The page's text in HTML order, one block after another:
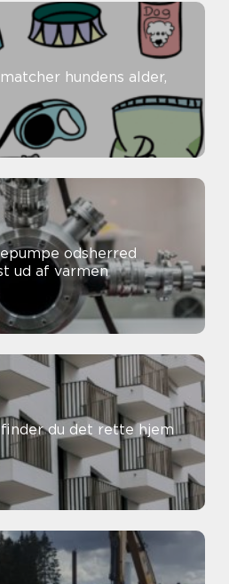
hundens alder,
odsherred
ud af varmen
finder du det rette hjem